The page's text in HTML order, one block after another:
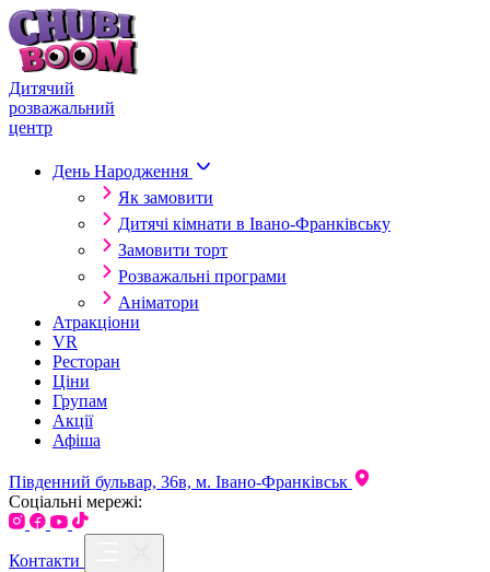
Skip to content
Дитячий
розважальний
центр
День Народження
Як замовити
Дитячі кімнати в Івано-Франківську
Замовити торт
Розважальні програми
Аніматори
Атракціони
VR
Ресторан
Ціни
Групам
Акції
Афіша
Південний бульвар, 36в, м. Івано-Франківськ
Соціальні мережі:
Контакти